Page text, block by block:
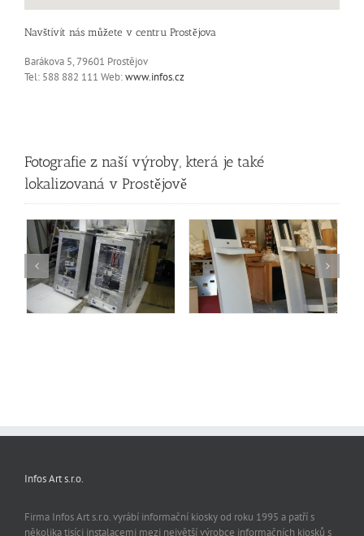
Navštívít nás můžete v centru Prostějova
Barákova 5, 79601 Prostějov
Tel: 588 882 111 Web:www.infos.cz
Fotografie z naší výroby, která je také
lokalizovaná v Prostějově
Infos Art s.r.o.
Firma Infos Art s.r.o. vyrábí informační kiosky od roku 1995 a patří s
několika tisíci instalacemi mezi největší výrobce informačních kiosků s